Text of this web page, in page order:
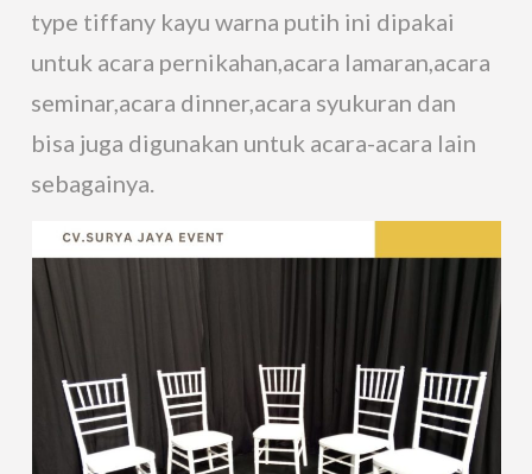
type tiffany kayu warna putih ini dipakai
untuk acara pernikahan,acara lamaran,acara
seminar,acara dinner,acara syukuran dan
bisa juga digunakan untuk acara-acara lain
sebagainya.